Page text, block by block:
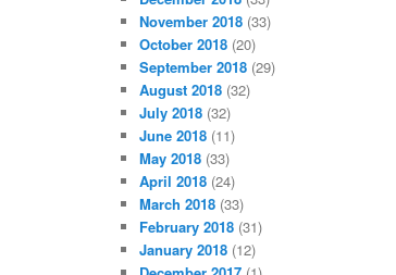
November 2018 (33)
October 2018 (20)
September 2018 (29)
August 2018 (32)
July 2018 (32)
June 2018 (11)
May 2018 (33)
April 2018 (24)
March 2018 (33)
February 2018 (31)
January 2018 (12)